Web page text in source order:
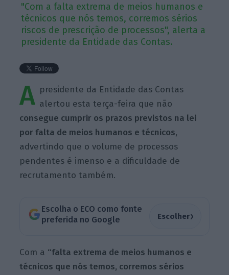
"Com a falta extrema de meios humanos e
técnicos que nós temos, corremos sérios
riscos de prescrição de processos", alerta a
presidente da Entidade das Contas.
A presidente da Entidade das Contas
alertou esta terça-feira que não
consegue cumprir os prazos previstos na lei
por falta de meios humanos e técnicos,
advertindo que o volume de processos
pendentes é imenso e a dificuldade de
recrutamento também.
Escolha o ECO como fonte
preferida no Google
Escolher›
Com a “falta extrema de meios humanos e
técnicos que nós temos, corremos sérios